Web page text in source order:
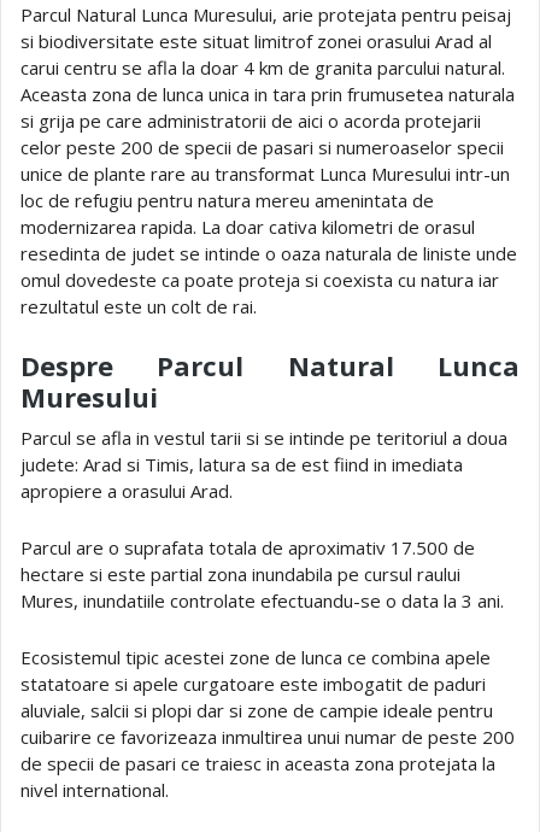
Parcul Natural Lunca Muresului, arie protejata pentru peisaj
si biodiversitate este situat limitrof zonei orasului Arad al
carui centru se afla la doar 4 km de granita parcului natural.
Aceasta zona de lunca unica in tara prin frumusetea naturala
si grija pe care administratorii de aici o acorda protejarii
celor peste 200 de specii de pasari si numeroaselor specii
unice de plante rare au transformat Lunca Muresului intr-un
loc de refugiu pentru natura mereu amenintata de
modernizarea rapida. La doar cativa kilometri de orasul
resedinta de judet se intinde o oaza naturala de liniste unde
omul dovedeste ca poate proteja si coexista cu natura iar
rezultatul este un colt de rai.
Despre Parcul Natural Lunca
Muresului
Parcul se afla in vestul tarii si se intinde pe teritoriul a doua
judete: Arad si Timis, latura sa de est fiind in imediata
apropiere a orasului Arad.
Parcul are o suprafata totala de aproximativ 17.500 de
hectare si este partial zona inundabila pe cursul raului
Mures, inundatiile controlate efectuandu-se o data la 3 ani.
Ecosistemul tipic acestei zone de lunca ce combina apele
statatoare si apele curgatoare este imbogatit de paduri
aluviale, salcii si plopi dar si zone de campie ideale pentru
cuibarire ce favorizeaza inmultirea unui numar de peste 200
de specii de pasari ce traiesc in aceasta zona protejata la
nivel international.